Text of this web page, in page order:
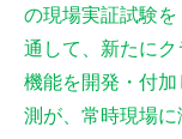
の現場実証試験
通して、新たに
機能を開発・付
測が、常時現場